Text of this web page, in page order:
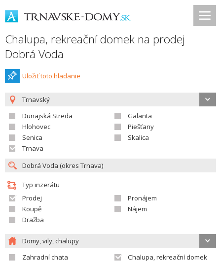
Chalupa, rekreační domek na prodej
Dobrá Voda
Uložiť toto hladanie
Trnavský
Dunajská Streda
Galanta
Hlohovec
Piešťany
Senica
Skalica
Trnava
Typ inzerátu
Prodej
Pronájem
Koupě
Nájem
Dražba
Domy, vily, chalupy
Zahradní chata
Chalupa, rekreační domek